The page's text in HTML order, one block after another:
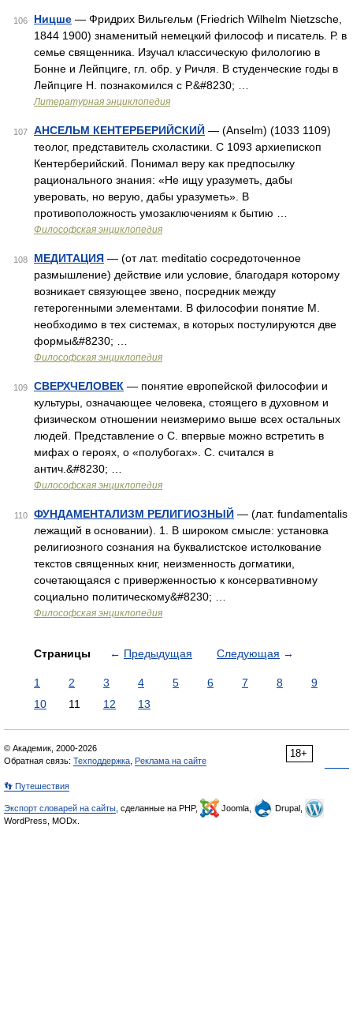
106 Ницше — Фридрих Вильгельм (Friedrich Wilhelm Nietzsche,
1844 1900) знаменитый немецкий философ и писатель. Р. в
семье священника. Изучал классическую филологию в
Бонне и Лейпциге, гл. обр. у Ричля. В студенческие годы в
Лейпциге Н. познакомился с Р.&#8230; …
Литературная энциклопедия
107 АНСЕЛЬМ КЕНТЕРБЕРИЙСКИЙ — (Anselm) (1033 1109)
теолог, представитель схоластики. С 1093 архиепископ
Кентерберийский. Понимал веру как предпосылку
рационального знания: «Не ищу уразуметь, дабы
уверовать, но верую, дабы уразуметь». В
противоположность умозаключениям к бытию …
Философская энциклопедия
108 МЕДИТАЦИЯ — (от лат. meditatio сосредоточенное
размышление) действие или условие, благодаря которому
возникает связующее звено, посредник между
гетерогенными элементами. В философии понятие М.
необходимо в тех системах, в которых постулируются две
формы&#8230; …
Философская энциклопедия
109 СВЕРХЧЕЛОВЕК — понятие европейской философии и
культуры, означающее человека, стоящего в духовном и
физическом отношении неизмеримо выше всех остальных
людей. Представление о С. впервые можно встретить в
мифах о героях, о «полубогах». С. считался в
антич.&#8230; …
Философская энциклопедия
110 ФУНДАМЕНТАЛИЗМ РЕЛИГИОЗНЫЙ — (лат. fundamentalis
лежащий в основании). 1. В широком смысле: установка
религиозного сознания на буквалистское истолкование
текстов священных книг, неизменность догматики,
сочетающаяся с приверженностью к консервативному
социально политическому&#8230; …
Философская энциклопедия
Страницы ← Предыдущая Следующая →
1 2 3 4 5 6 7 8
9
10
11 12 13
18+
© Академик, 2000-2026
Обратная связь: Техподдержка Реклама на сайте
👣 Путешествия
Экспорт словарей на сайты , сделанные на PHP, Joomla,
Drupal,
WordPress, MODx.